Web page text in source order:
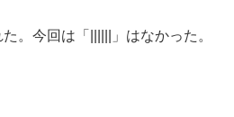
。今回は「||||||」はなかった。